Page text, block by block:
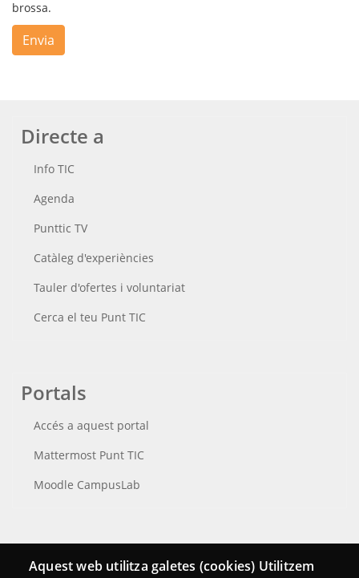
brossa.
Envia
Directe a
Info TIC
Agenda
Punttic TV
Catàleg d'experiències
Tauler d'ofertes i voluntariat
Cerca el teu Punt TIC
Portals
Accés a aquest portal
Mattermost Punt TIC
Moodle CampusLab
Connecta
Aquest web utilitza galetes (cookies) Utilitzem